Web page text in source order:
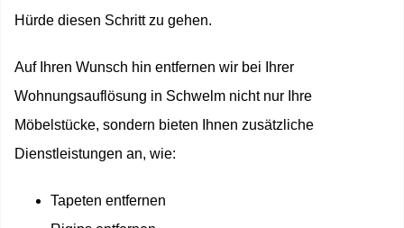
Hürde diesen Schritt zu gehen.
Auf Ihren Wunsch hin entfernen wir bei Ihrer
Wohnungsauflösung in Schwelm nicht nur Ihre
Möbelstücke, sondern bieten Ihnen zusätzliche
Dienstleistungen an, wie:
Tapeten entfernen